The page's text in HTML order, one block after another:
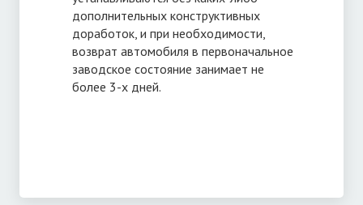
дополнительных конструктивных
доработок, и при необходимости,
возврат автомобиля в первоначальное
заводское состояние занимает не
более 3-х дней.